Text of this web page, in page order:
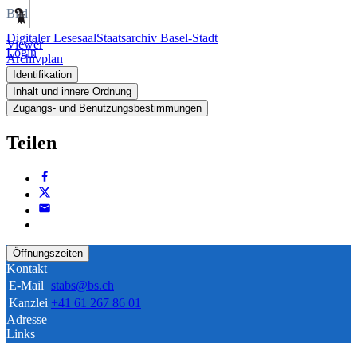
Digitaler LesesaalStaatsarchiv Basel-Stadt
Login
Bild
Viewer
Archivplan
Identifikation
Inhalt und innere Ordnung
Zugangs- und Benutzungsbestimmungen
Teilen
Öffnungszeiten
Kontakt
E-Mail stabs@bs.ch
Kanzlei +41 61 267 86 01
Adresse
Links